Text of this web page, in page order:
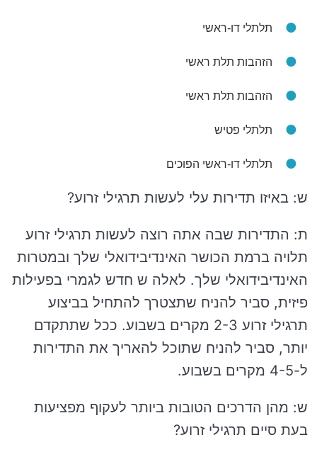
תלתלי דו-ראשי
הזהבות תלת ראשי
הזהבות תלת ראשי
תלתלי פטיש
תלתלי דו-ראשי הפוכים
ש: באיזו תדירות עלי לעשות תרגילי זרוע?
ת: התדירות שבה אתה רוצה לעשות תרגילי זרוע
תלויה ברמת הכושר האינדיבידואלי שלך ובמטרות
האינדיבידואלי שלך. לאלה ש חדש לגמרי בפעילות
פיזית, סביר להניח שתצטרך להתחיל בביצוע
תרגילי זרוע 2-3 מקרים בשבוע. ככל שתתקדם
יותר, סביר להניח שתוכל להאריך את התדירות
ל-4-5 מקרים בשבוע.
ש: מהן הדרכים הטובות ביותר לעקוף מפציעות
בעת סיים תרגילי זרוע?